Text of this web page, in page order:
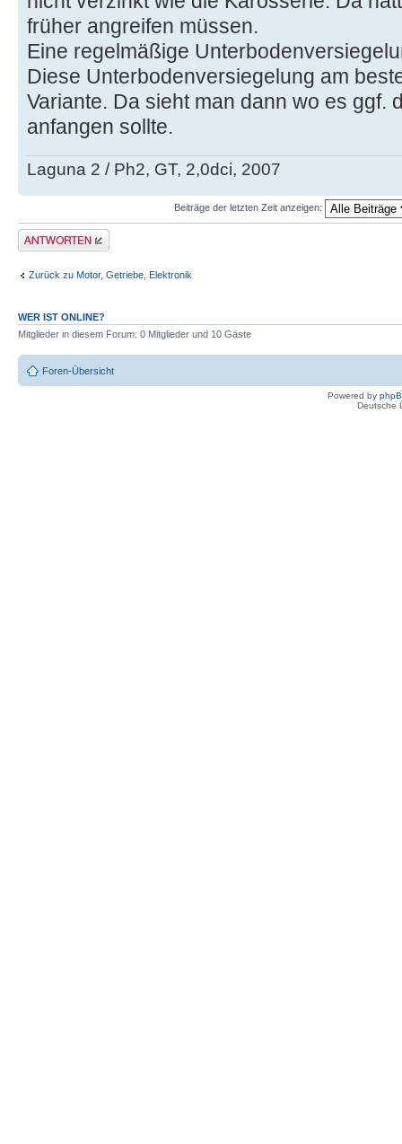
früher angreifen müssen.
Eine regelmäßige
Diese Unterbodenversiegelung am
Variante. Da sieht man dann wo es ggf.
anfangen sollte.
Laguna 2 / Ph2, GT, 2,0dci, 2007
Beiträge der letzten Zeit anzeigen:
Antwort erstellen
Zurück zu Motor, Getriebe, Elektronik
WER IST ONLINE?
Mitglieder in diesem Forum: 0 Mitglieder und 10 Gäste
Foren-Übersicht
Powered by
Deutsche